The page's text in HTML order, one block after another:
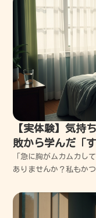
機能不全家族の中でボ
【実体験】気持
敗から学んだ「
「急に胸がムカムカし
ありませんか？私もか
ました。今回は、私の
めの具体的なステップ